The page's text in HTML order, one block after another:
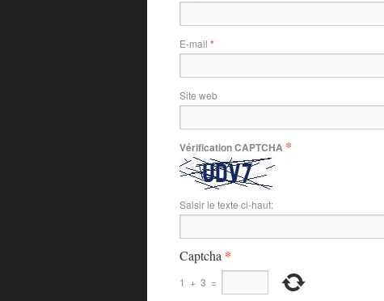
E-mail *
Site web
Vérification CAPTCHA *
Saisir le texte ci-haut:
Captcha *
1 + 3 =